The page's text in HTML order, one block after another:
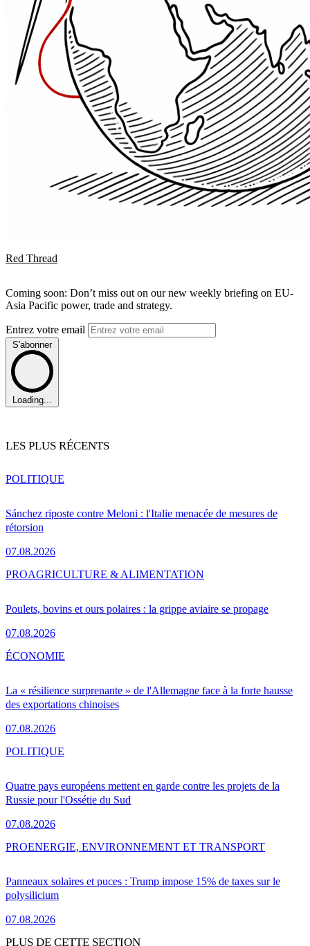
Red Thread
Coming soon: Don’t miss out on our new weekly briefing on EU-
Asia Pacific power, trade and strategy.
Entrez votre email
S'abonner
Loading...
LES PLUS RÉCENTS
Sánchez riposte contre Meloni : l'Italie menacée de mesures de
rétorsion
07.08.2026
POLITIQUE
Poulets, bovins et ours polaires : la grippe aviaire se propage
07.08.2026
PROAGRICULTURE & ALIMENTATION
La « résilience surprenante » de l'Allemagne face à la forte hausse
des exportations chinoises
07.08.2026
ÉCONOMIE
Quatre pays européens mettent en garde contre les projets de la
Russie pour l'Ossétie du Sud
07.08.2026
POLITIQUE
Panneaux solaires et puces : Trump impose 15% de taxes sur le
polysilicium
07.08.2026
PROENERGIE, ENVIRONNEMENT ET TRANSPORT
PLUS DE CETTE SECTION